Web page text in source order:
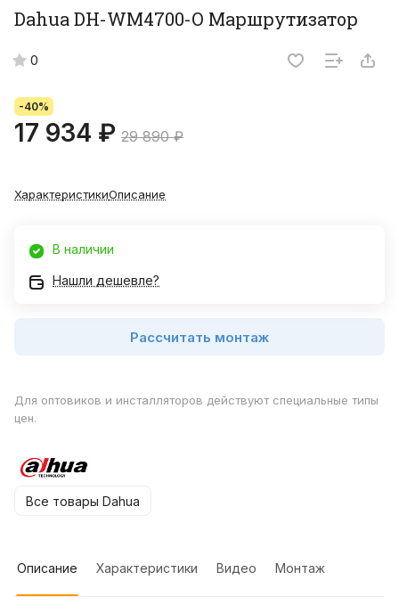
Dahua DH-WM4700-O Маршрутизатор
0
-40%
17 934 ₽ 29 890 ₽
ХарактеристикиОписание
В наличии
Нашли дешевле?
Рассчитать монтаж
Для оптовиков и инсталляторов действуют специальные типы
цен.
Все товары Dahua
Описание Характеристики Видео Монтаж